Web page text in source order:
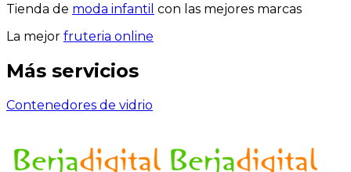
Tienda de moda infantil con las mejores marcas
La mejor fruteria online
Más servicios
Contenedores de vidrio